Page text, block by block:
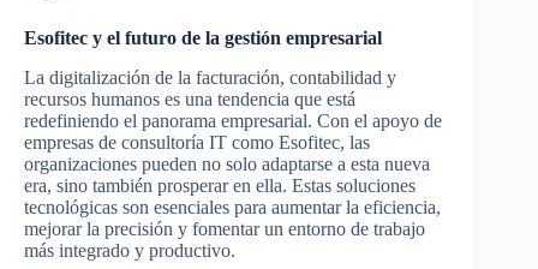
Esofitec y el futuro de la gestión empresarial
La digitalización de la facturación, contabilidad y
recursos humanos es una tendencia que está
redefiniendo el panorama empresarial. Con el apoyo de
empresas de consultoría IT como Esofitec, las
organizaciones pueden no solo adaptarse a esta nueva
era, sino también prosperar en ella. Estas soluciones
tecnológicas son esenciales para aumentar la eficiencia,
mejorar la precisión y fomentar un entorno de trabajo
más integrado y productivo.